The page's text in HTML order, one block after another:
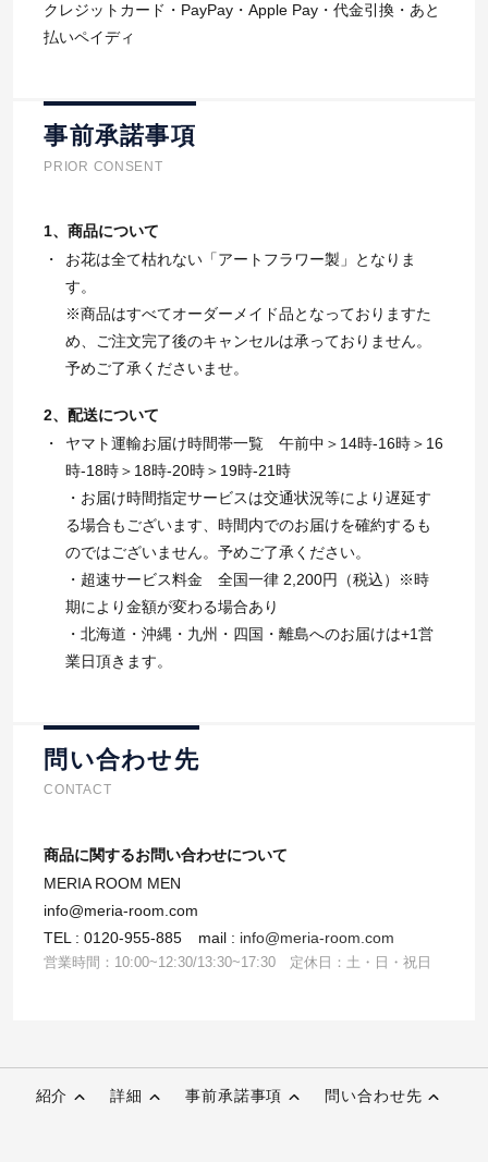
クレジットカード・PayPay・Apple Pay・代金引換・あと
払いペイディ
事前承諾事項
PRIOR CONSENT
1、商品について
お花は全て枯れない「アートフラワー製」となりま
す。
※商品はすべてオーダーメイド品となっておりますた
め、ご注文完了後のキャンセルは承っておりません。
予めご了承くださいませ。
2、配送について
ヤマト運輸お届け時間帯一覧 午前中＞14時-16時＞16
時-18時＞18時-20時＞19時-21時
・お届け時間指定サービスは交通状況等により遅延す
る場合もございます、時間内でのお届けを確約するも
のではございません。予めご了承ください。
・超速サービス料金 全国一律 2,200円（税込）※時
期により金額が変わる場合あり
・北海道・沖縄・九州・四国・離島へのお届けは+1営
業日頂きます。
問い合わせ先
CONTACT
商品に関するお問い合わせについて
MERIA ROOM MEN
info@meria-room.com
TEL : 0120-955-885
mail : info@meria-room.com
営業時間：10:00~12:30/13:30~17:30 定休日：土・日・祝日
紹介 詳細 事前承諾事項 問い合わせ先